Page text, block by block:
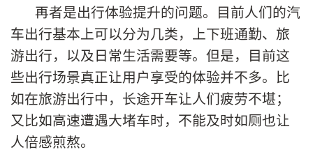
再者是出行体验提升的问题。目前人们的汽
车出行基本上可以分为几类，上下班通勤、旅
游出行，以及日常生活需要等。但是，目前这
些出行场景真正让用户享受的体验并不多。比
如在旅游出行中，长途开车让人们疲劳不堪；
又比如高速遭遇大堵车时，不能及时如厕也让
人倍感煎熬。